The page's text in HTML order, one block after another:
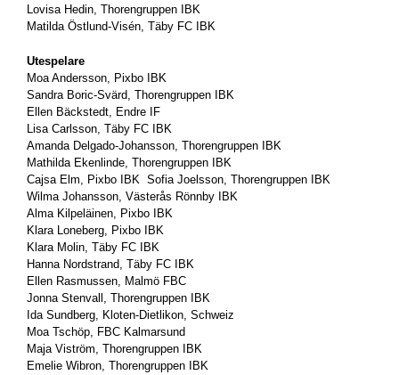
Lovisa Hedin, Thorengruppen IBK
Matilda Östlund-Visén, Täby FC IBK
Utespelare
Moa Andersson, Pixbo IBK
Sandra Boric-Svärd, Thorengruppen IBK
Ellen Bäckstedt, Endre IF
Lisa Carlsson, Täby FC IBK
Amanda Delgado-Johansson, Thorengruppen IBK
Mathilda Ekenlinde, Thorengruppen IBK
Cajsa Elm, Pixbo IBK Sofia Joelsson, Thorengruppen IBK
Wilma Johansson, Västerås Rönnby IBK
Alma Kilpeläinen, Pixbo IBK
Klara Loneberg, Pixbo IBK
Klara Molin, Täby FC IBK
Hanna Nordstrand, Täby FC IBK
Ellen Rasmussen, Malmö FBC
Jonna Stenvall, Thorengruppen IBK
Ida Sundberg, Kloten-Dietlikon, Schweiz
Moa Tschöp, FBC Kalmarsund
Maja Viström, Thorengruppen IBK
Emelie Wibron, Thorengruppen IBK